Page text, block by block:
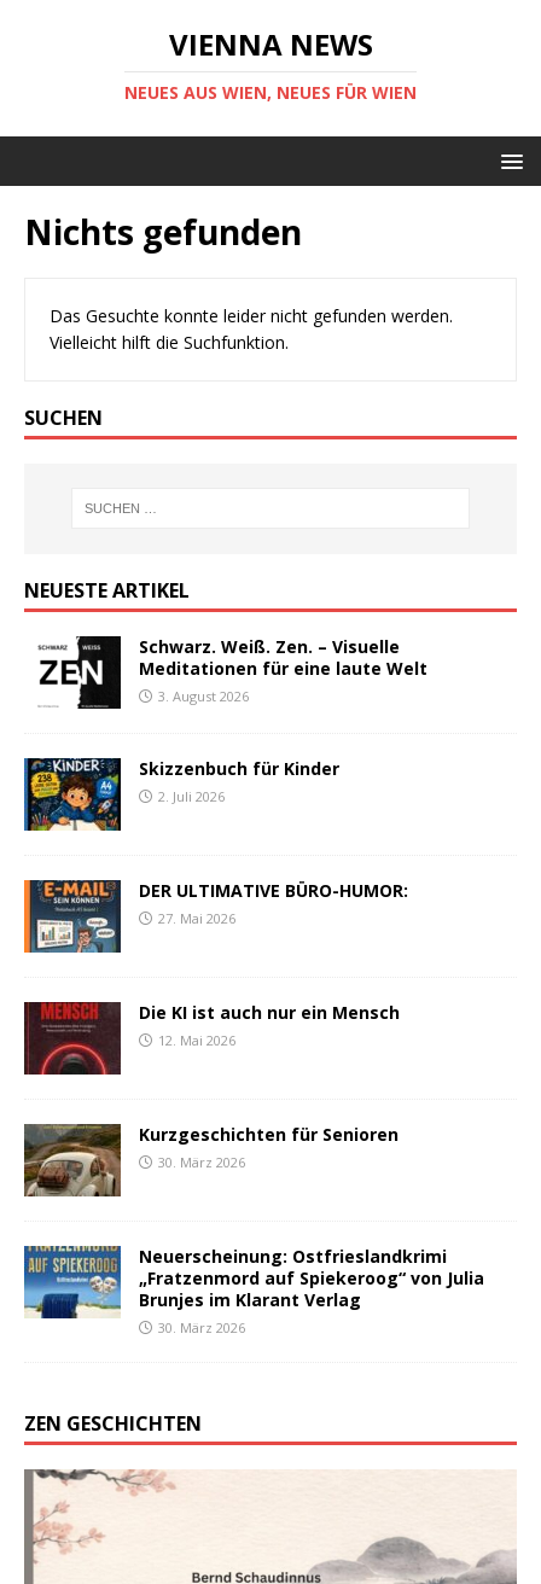
VIENNA NEWS
NEUES AUS WIEN, NEUES FÜR WIEN
Nichts gefunden
Das Gesuchte konnte leider nicht gefunden werden.
Vielleicht hilft die Suchfunktion.
SUCHEN
NEUESTE ARTIKEL
Schwarz. Weiß. Zen. – Visuelle
Meditationen für eine laute Welt
3. August 2026
Skizzenbuch für Kinder
2. Juli 2026
DER ULTIMATIVE BÜRO-HUMOR:
27. Mai 2026
Die KI ist auch nur ein Mensch
12. Mai 2026
Kurzgeschichten für Senioren
30. März 2026
Neuerscheinung: Ostfrieslandkrimi
„Fratzenmord auf Spiekeroog“ von Julia
Brunjes im Klarant Verlag
30. März 2026
ZEN GESCHICHTEN